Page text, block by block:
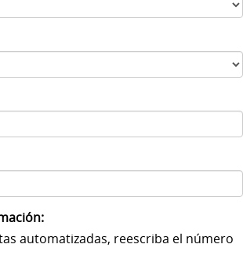
automatizadas, reescriba el número